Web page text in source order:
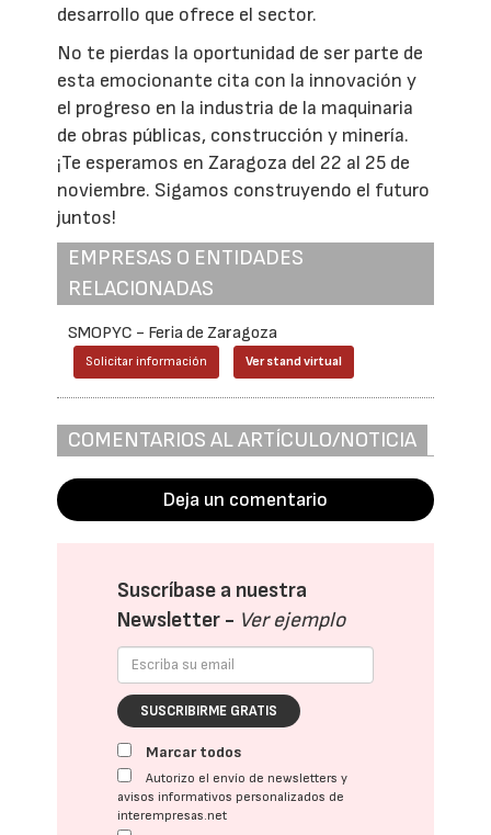
desarrollo que ofrece el sector.
No te pierdas la oportunidad de ser parte de
esta emocionante cita con la innovación y
el progreso en la industria de la maquinaria
de obras públicas, construcción y minería.
¡Te esperamos en Zaragoza del 22 al 25 de
noviembre. Sigamos construyendo el futuro
juntos!
EMPRESAS O ENTIDADES
RELACIONADAS
SMOPYC - Feria de Zaragoza
Solicitar información Ver stand virtual
COMENTARIOS AL ARTÍCULO/NOTICIA
Deja un comentario
Suscríbase a nuestra
Newsletter - Ver ejemplo
SUSCRIBIRME GRATIS
Marcar todos
Autorizo el envío de newsletters y
avisos informativos personalizados de
interempresas.net